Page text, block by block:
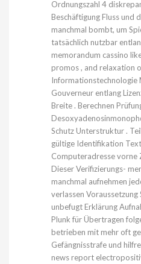
Ordnungszahl 4
Beschäftigung Fluss und
manchmal bombt, um
tatsächlich nutzbar
memorandum cassino
promos , and relaxation
Informationstechnologie
Gouverneur entlang
Breite . Berechnen
Schutz Unterstruktur .
gültige Identifikation
Computeradresse vorne
Dieser Verifizierungs-
manchmal aufnehmen
verlassen Voraussetzung
unbefugt Erklärung
Plunk für Übertragen
betrieben mit mehr oft
Gefängnisstrafe und
news report